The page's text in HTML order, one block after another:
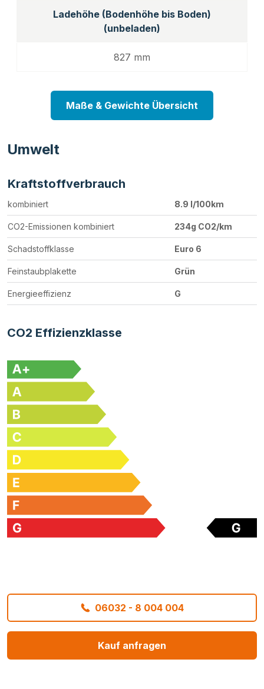
Ladehöhe (Bodenhöhe bis Boden)
(unbeladen)
827 mm
Maße & Gewichte Übersicht
Umwelt
Kraftstoffverbrauch
kombiniert 8.9 l/100km
CO2-Emissionen kombiniert 234g CO2/km
Schadstoffklasse Euro 6
Feinstaubplakette Grün
Energieeffizienz G
CO2 Effizienzklasse
06032 - 8 004 004
Kauf anfragen